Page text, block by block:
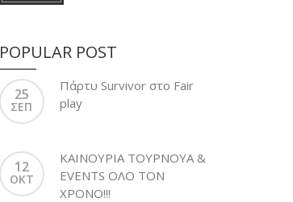
POPULAR POST
25
ΣΕΠ
Πάρτυ Survivor στο Fair
play
12
ΟΚΤ
ΚΑΙΝΟΥΡΙΑ ΤΟΥΡΝΟΥΑ &
EVENTS ΟΛΟ ΤΟΝ
ΧΡΟΝΟ!!!